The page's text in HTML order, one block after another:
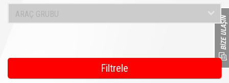
ARAÇ GRUBU
Filtrele